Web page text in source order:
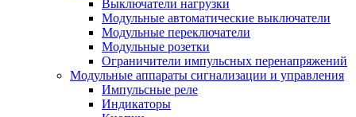
Выключатели нагрузки
Модульные автоматические выключатели
Модульные переключатели
Модульные розетки
Ограничители импульсных перенапряжений
Модульные аппараты сигнализации и управления
Импульсные реле
Индикаторы